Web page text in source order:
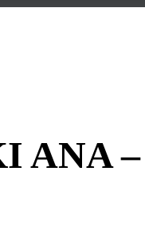
ANA –